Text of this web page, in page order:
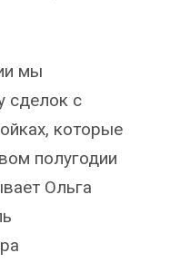
мы
сделок с
которые
полугодии
Ольга